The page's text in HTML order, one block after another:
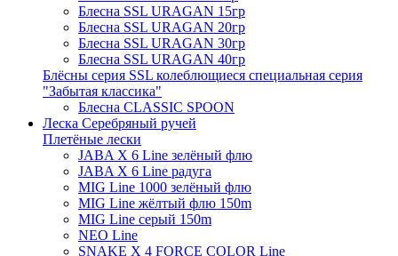
Блесна SSL URAGAN 15гр
Блесна SSL URAGAN 20гр
Блесна SSL URAGAN 30гр
Блесна SSL URAGAN 40гр
Блёсны серия SSL колеблющиеся специальная серия
"Забытая классика"
Блесна CLASSIC SPOON
Леска Серебряный ручей
Плетёные лески
JABA X 6 Line зелёный флю
JABA X 6 Line радуга
MIG Line 1000 зелёный флю
MIG Line жёлтый флю 150m
MIG Line серый 150m
NEO Line
SNAKE X 4 FORCE COLOR Line